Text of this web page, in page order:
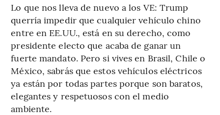
Lo que nos lleva de nuevo a los VE: Trump
querría impedir que cualquier vehículo chino
entre en EE.UU., está en su derecho, como
presidente electo que acaba de ganar un
fuerte mandato. Pero si vives en Brasil, Chile o
México, sabrás que estos vehículos eléctricos
ya están por todas partes porque son baratos,
elegantes y respetuosos con el medio
ambiente.